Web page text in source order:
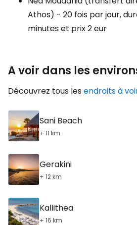
Athos) - 20 fois par jour,
minutes et prix 2 eur
A voir dans les
Découvrez tous lesendroits à
Sani Beach
+ 11 km
Gerakini
+ 12 km
Kallithea
+ 16 km